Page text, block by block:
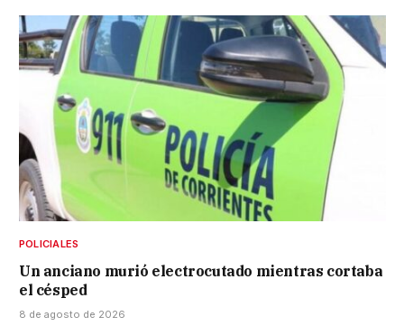
POLICIALES
Un anciano murió electrocutado mientras cortaba
el césped
8 de agosto de 2026